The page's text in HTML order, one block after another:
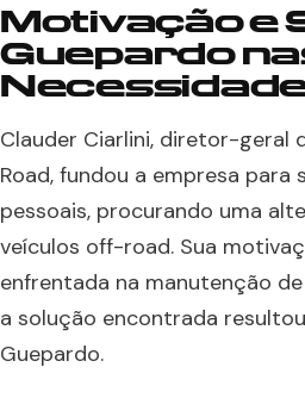
Motivação e
Guepardo
Clauder Ciarlini, diretor-geral
Road, fundou a empresa para
pessoais, procurando uma
veículos off-road. Sua
enfrentada na manutenção
a solução encontrada
Guepardo.